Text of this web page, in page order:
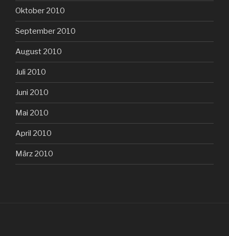
Oktober 2010
September 2010
August 2010
Juli 2010
Juni 2010
Mai 2010
April 2010
März 2010